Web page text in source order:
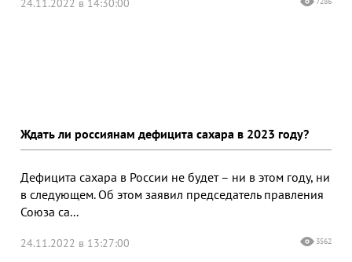
Ждать ли россиянам дефицита сахара в 2023 году?
Дефицита сахара в России не будет – ни в этом году, ни
в следующем. Об этом заявил председатель правления
Союза са...
24.11.2022 в 13:27:00 3562